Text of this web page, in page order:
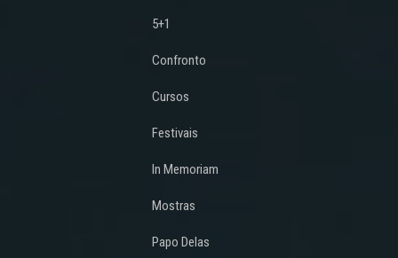
5+1
Confronto
Cursos
Festivais
In Memoriam
Mostras
Papo Delas